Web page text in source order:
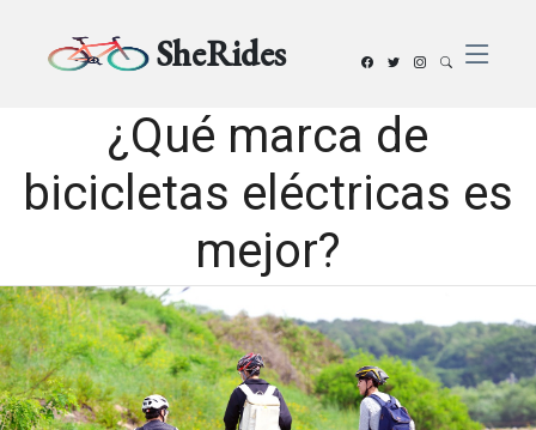
SheRides
¿Qué marca de
bicicletas eléctricas es
mejor?